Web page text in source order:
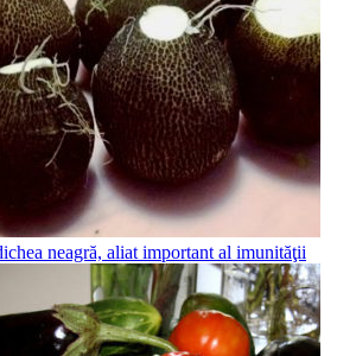
neagră, aliat important al imunităţii